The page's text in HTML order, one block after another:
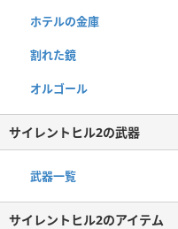
ホテルの金庫
割れた鏡
オルゴール
サイレントヒル2の武器
武器一覧
サイレントヒル2のアイテム